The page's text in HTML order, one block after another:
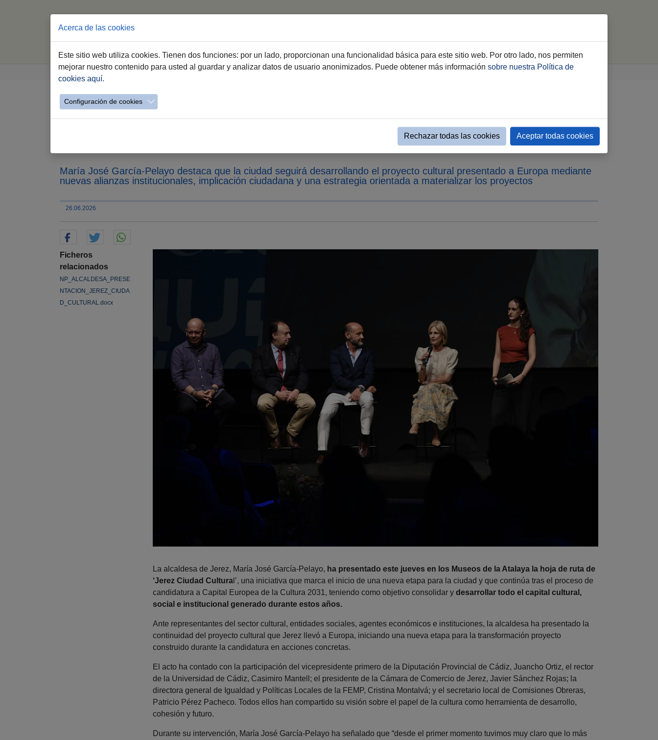
Jerez.es Webs Municipales Sala de Prensa Nota de Prensa
La alcaldesa presenta la hoja de ruta de ‘Jerez Ciudad Cultural’, una
apuesta estratégica que potencia un modelo urbano sostenible que parte
María José García-Pelayo destaca que la ciudad seguirá desarrollando el proyecto cultural presentado a Europa mediante
nuevas alianzas institucionales, implicación ciudadana y una estrategia orientada a materializar los proyectos
26.06.2026
Ficheros
relacionados
NP_ALCALDESA_PRESE
NTACION_JEREZ_CIUDA
D_CULTURAL.docx
La alcaldesa de Jerez, María José García-Pelayo, ha presentado este jueves en los Museos de la Atalaya la hoja de ruta de
‘Jerez Ciudad Cultura l’, una iniciativa que marca el inicio de una nueva etapa para la ciudad y que continúa tras el proceso de
candidatura a Capital Europea de la Cultura 2031, teniendo como objetivo consolidar y desarrollar todo el capital cultural,
social e institucional generado durante estos años.
Ante representantes del sector cultural, entidades sociales, agentes económicos e instituciones, la alcaldesa ha presentado la
continuidad del proyecto cultural que Jerez llevó a Europa, iniciando una nueva etapa para la transformación proyecto
construido durante la candidatura en acciones concretas.
El acto ha contado con la participación del vicepresidente primero de la Diputación Provincial de Cádiz, Juancho Ortiz, el rector
de la Universidad de Cádiz, Casimiro Mantell; el presidente de la Cámara de Comercio de Jerez, Javier Sánchez Rojas; la
directora general de Igualdad y Políticas Locales de la FEMP, Cristina Montalvá; y el secretario local de Comisiones Obreras,
Patricio Pérez Pacheco. Todos ellos han compartido su visión sobre el papel de la cultura como herramienta de desarrollo,
cohesión y futuro.
Durante su intervención, María José García-Pelayo ha señalado que “desde el primer momento tuvimos muy claro que lo más
Acerca de las cookies
Este sitio web utiliza cookies. Tienen dos funciones: por un lado, proporcionan una funcionalidad básica para este sitio web. Por otro lado, nos permiten
mejorar nuestro contenido para usted al guardar y analizar datos de usuario anonimizados. Puede obtener más información sobre nuestra Política de
cookies aquí.
Configuración de cookies
Rechazar todas las cookies Aceptar todas cookies